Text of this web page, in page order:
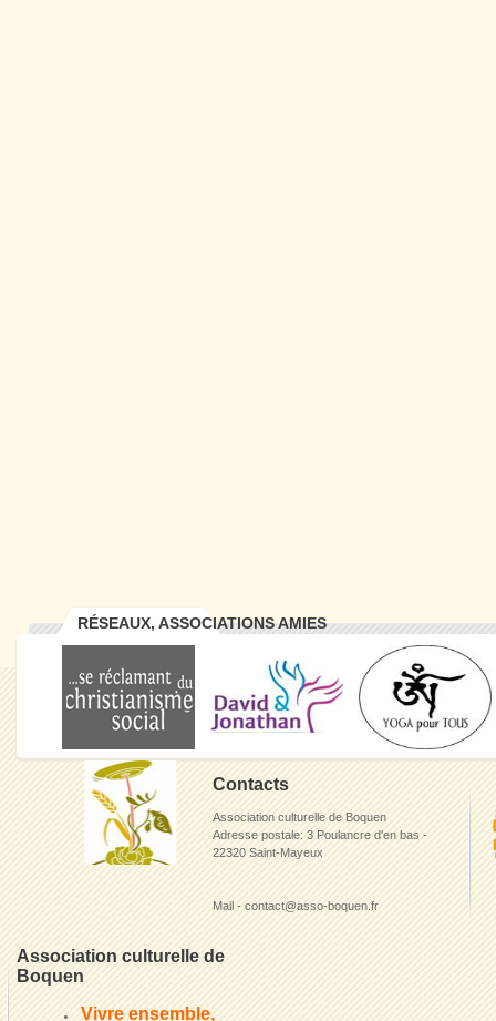
RÉSEAUX, ASSOCIATIONS AMIES
Contacts
Association culturelle de Boquen
Adresse postale: 3 Poulancre d'en bas -
22320 Saint-Mayeux
Mail - contact@asso-boquen.fr
Association culturelle de
Boquen
Vivre ensemble,